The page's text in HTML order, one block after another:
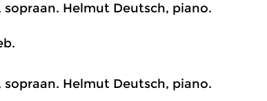
sopraan. Helmut Deutsch, piano.
sopraan. Helmut Deutsch, piano.